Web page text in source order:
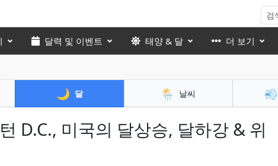
달력 및 이벤트 태양 & 달 더 보기
🌙 달 🌦️ 날씨 💨
D.C., 미국의 달상승, 달하강 & 위